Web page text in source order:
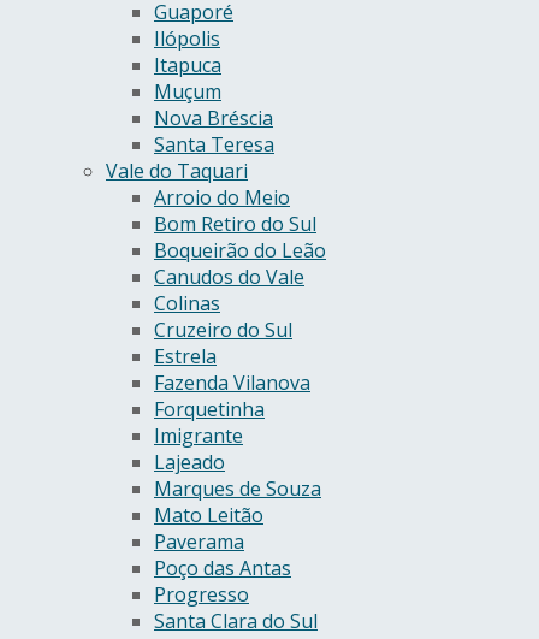
Guaporé
Ilópolis
Itapuca
Muçum
Nova Bréscia
Santa Teresa
Vale do Taquari
Arroio do Meio
Bom Retiro do Sul
Boqueirão do Leão
Canudos do Vale
Colinas
Cruzeiro do Sul
Estrela
Fazenda Vilanova
Forquetinha
Imigrante
Lajeado
Marques de Souza
Mato Leitão
Paverama
Poço das Antas
Progresso
Santa Clara do Sul